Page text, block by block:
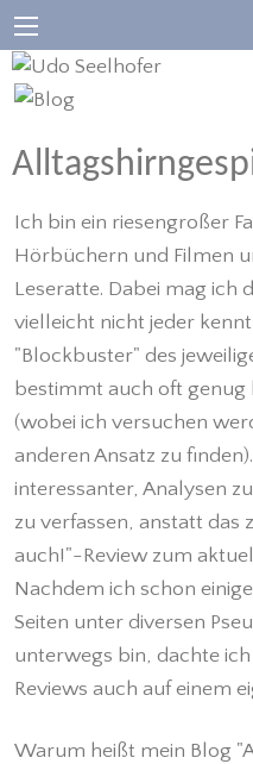
Ich bin ein riesengroßer
Hörbüchern und Filmen
Leseratte. Dabei mag ich
vielleicht nicht jeder
"Blockbuster" des
bestimmt auch oft
(wobei ich versuchen
anderen Ansatz zu
interessanter, Analysen
zu verfassen, anstatt das
auch!"-Review zum
Nachdem ich schon
Seiten unter diversen
unterwegs bin, dachte
Reviews auch auf einem
Warum heißt mein Blog